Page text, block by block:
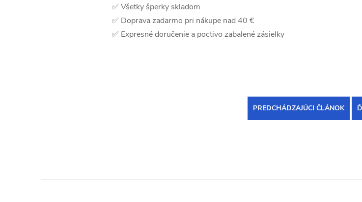
✅ Všetky šperky skladom
✅ Doprava zadarmo pri nákupe nad 40 €
✅ Expresné doručenie a poctivo zabalené zásielky
PREDCHÁDZAJÚCI ČLÁNOK